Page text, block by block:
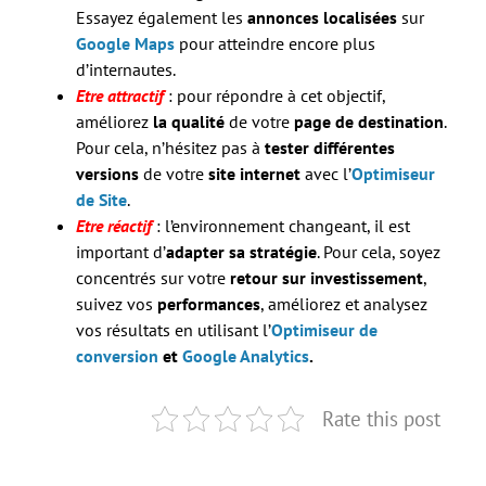
Essayez également les annonces localisées sur
Google Maps pour atteindre encore plus
d’internautes.
Etre attractif: pour répondre à cet objectif,
améliorez la qualité de votre page de destination.
Pour cela, n’hésitez pas à tester différentes
versions de votre site internet avec l’Optimiseur
de Site.
Etre réactif: l’environnement changeant, il est
important d’adapter sa stratégie. Pour cela, soyez
concentrés sur votre retour sur investissement,
suivez vos performances, améliorez et analysez
vos résultats en utilisant l’Optimiseur de
conversion et Google Analytics.
Rate this post